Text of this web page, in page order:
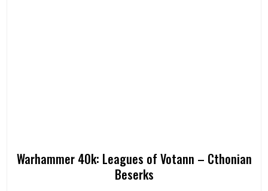
Warhammer 40k: Leagues of Votann – Cthonian
Beserks